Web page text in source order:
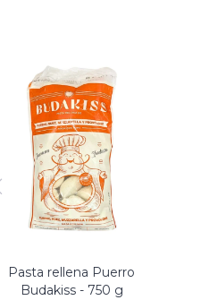
Budakiss rellenos de
Puerro, Nuez, Muzzarella
y Provolone.
Masa de Papa.
Pasta rellena Puerro
Budakiss - 750 g